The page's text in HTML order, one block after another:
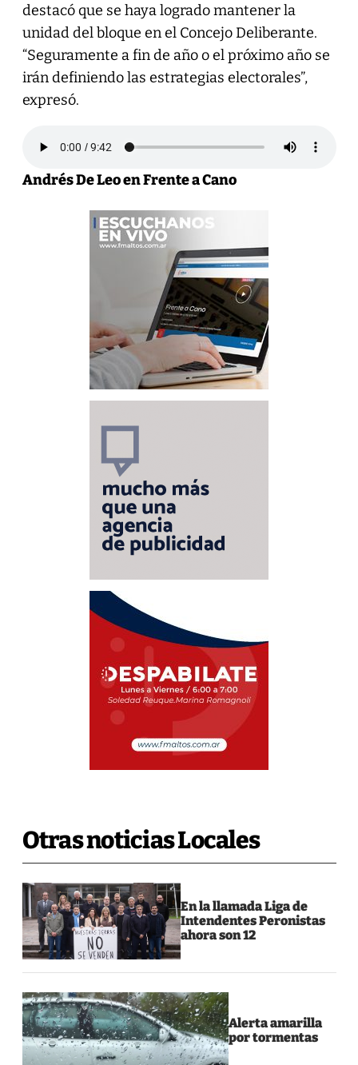
destacó que se haya logrado mantener la
unidad del bloque en el Concejo Deliberante.
“Seguramente a fin de año o el próximo año se
irán definiendo las estrategias electorales”,
expresó.
Andrés De Leo en Frente a Cano
Otras noticias Locales
En la llamada Liga de
Intendentes Peronistas
ahora son 12
Alerta amarilla
por tormentas